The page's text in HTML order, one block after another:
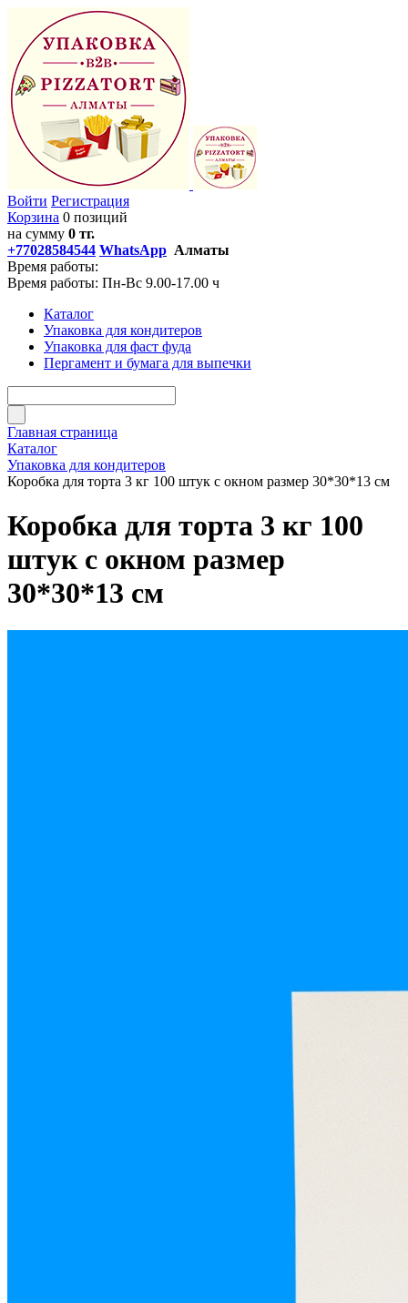
Войти Регистрация
Корзина 0 позиций
на сумму 0 тг.
+77028584544 WhatsApp Алматы
Время работы:
Время работы: Пн-Вс 9.00-17.00 ч
Каталог
Упаковка для кондитеров
Упаковка для фаст фуда
Пергамент и бумага для выпечки
Главная страница
Каталог
Упаковка для кондитеров
Коробка для торта 3 кг 100 штук с окном размер 30*30*13 см
Коробка для торта 3 кг 100
штук с окном размер
30*30*13 см